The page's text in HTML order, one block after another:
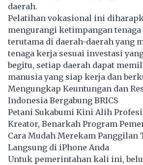
daerah.
Pelatihan vokasional ini
mengurangi ketimpangan
terutama di daerah-daerah yang
tenaga kerja sesuai investasi
begitu, setiap daerah dapat
manusia yang siap kerja dan
Mengungkap Keuntungan dan
Indonesia Bergabung BRICS
Petani Sukabumi Kini Alih
Kreator, Benarkah Program
Cara Mudah Merekam Panggilan
Langsung di iPhone Anda
Untuk pemerintahan kali ini,